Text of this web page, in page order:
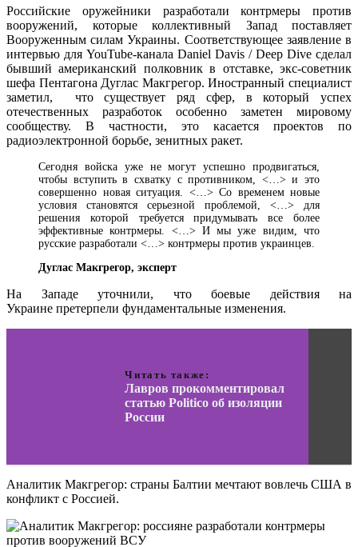
Российские оружейники разработали контрмеры против
вооружений, которые коллективный Запад поставляет
Вооруженным силам Украины. Соответствующее заявление в
интервью для YouTube-канала Daniel Davis / Deep Dive сделал
бывший американский полковник в отставке, экс-советник
шефа Пентагона Дуглас Макгрегор. Иностранный специалист
заметил, что существует ряд сфер, в который успех
отечественных разработок особенно заметен мировому
сообществу. В частности, это касается проектов по
радиоэлектронной борьбе, зенитных ракет.
Сегодня войска уже не могут успешно продвигаться,
чтобы вступить в схватку с противником, <…> и это
совершенно новая ситуация. <…> Со временем новые
условия становятся серьезной проблемой, <…> для
решения которой требуется придумывать все более
эффективные контрмеры. <…> И мы уже видим, что
русские разработали <…> контрмеры против украинцев.
Дуглас Макгрегор, эксперт
На Западе уточнили, что боевые действия на
Украине претерпели фундаментальные изменения.
Читать также:
Лавров прокомментировал
статью Politico об изоляции
России
Аналитик Макгрегор: страны Балтии мечтают вовлечь США в
конфликт с Россией.